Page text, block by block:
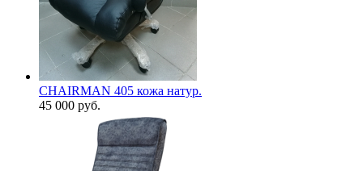
CHAIRMAN 405 кожа натур.
45 000 руб.